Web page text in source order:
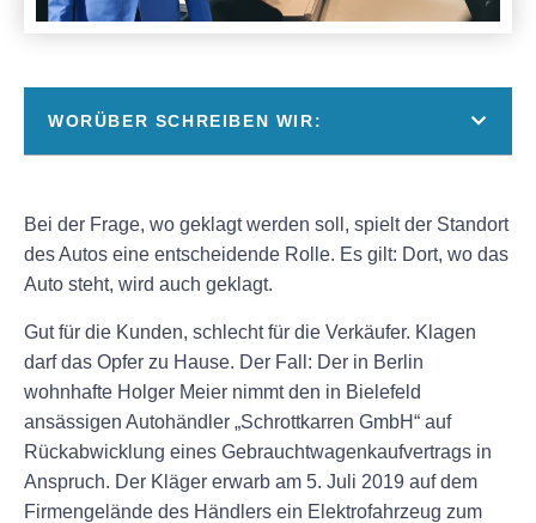
WORÜBER SCHREIBEN WIR:
Bei der Frage, wo geklagt werden soll, spielt der Standort
des Autos eine entscheidende Rolle. Es gilt: Dort, wo das
Auto steht, wird auch geklagt.
Gut für die Kunden, schlecht für die Verkäufer. Klagen
darf das Opfer zu Hause. Der Fall: Der in Berlin
wohnhafte Holger Meier nimmt den in Bielefeld
ansässigen Autohändler „Schrottkarren GmbH“ auf
Rückabwicklung eines Gebrauchtwagenkaufvertrags in
Anspruch. Der Kläger erwarb am 5. Juli 2019 auf dem
Firmengelände des Händlers ein Elektrofahrzeug zum